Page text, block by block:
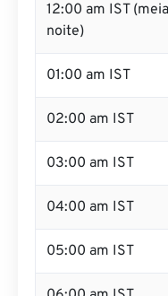
12:00 am IST
noite)
01:00 am IST
02:00 am IST
03:00 am IST
04:00 am IST
05:00 am IST